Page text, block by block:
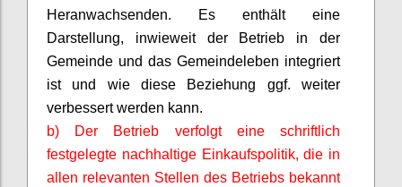
Heranwachsenden. Es enthält eine
Darstellung, inwieweit der Betrieb in der
Gemeinde und das Gemeindeleben integriert
ist und wie diese Beziehung ggf. weiter
verbessert werden kann.
b) Der Betrieb verfolgt eine schriftlich
festgelegte nachhaltige Einkaufspolitik, die in
allen relevanten Stellen des Betriebs bekannt